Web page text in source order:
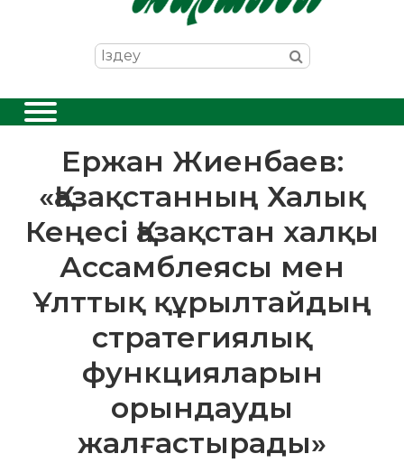
Ержан Жиенбаев:
«Қазақстанның Халық
Кеңесі Қазақстан халқы
Ассамблеясы мен
Ұлттық құрылтайдың
стратегиялық
функцияларын
орындауды
жалғастырады»